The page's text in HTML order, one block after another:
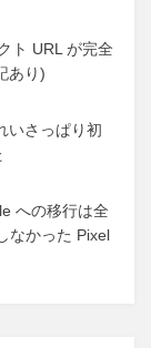
ト URL が完全
あり)
いさっぱり初
への移行は全
なかった Pixel